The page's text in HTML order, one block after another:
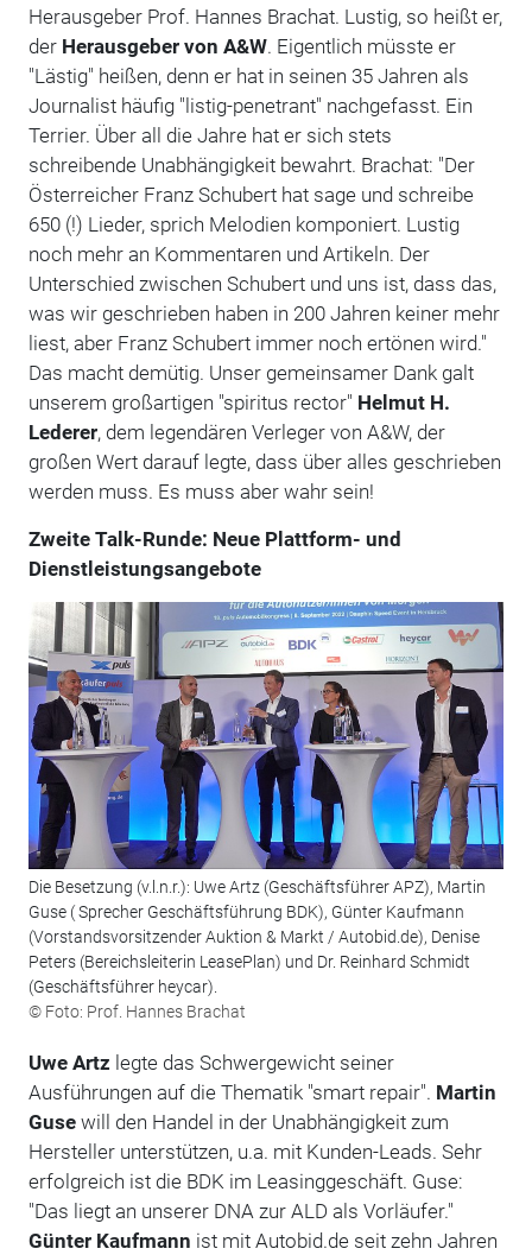
Herausgeber Prof. Hannes Brachat. Lustig, so heißt er,
der Herausgeber von A&W. Eigentlich müsste er
"Lästig" heißen, denn er hat in seinen 35 Jahren als
Journalist häufig "listig-penetrant" nachgefasst. Ein
Terrier. Über all die Jahre hat er sich stets
schreibende Unabhängigkeit bewahrt. Brachat: "Der
Österreicher Franz Schubert hat sage und schreibe
650 (!) Lieder, sprich Melodien komponiert. Lustig
noch mehr an Kommentaren und Artikeln. Der
Unterschied zwischen Schubert und uns ist, dass das,
was wir geschrieben haben in 200 Jahren keiner mehr
liest, aber Franz Schubert immer noch ertönen wird."
Das macht demütig. Unser gemeinsamer Dank galt
unserem großartigen "spiritus rector" Helmut H.
Lederer, dem legendären Verleger von A&W, der
großen Wert darauf legte, dass über alles geschrieben
werden muss. Es muss aber wahr sein!
Zweite Talk-Runde: Neue Plattform- und
Dienstleistungsangebote
Die Besetzung (v.l.n.r.): Uwe Artz (Geschäftsführer APZ), Martin
Guse ( Sprecher Geschäftsführung BDK), Günter Kaufmann
(Vorstandsvorsitzender Auktion & Markt / Autobid.de), Denise
Peters (Bereichsleiterin LeasePlan) und Dr. Reinhard Schmidt
(Geschäftsführer heycar).
© Foto: Prof. Hannes Brachat
Uwe Artz legte das Schwergewicht seiner
Ausführungen auf die Thematik "smart repair". Martin
Gusewill den Handel in der Unabhängigkeit zum
Hersteller unterstützen, u.a. mit Kunden-Leads. Sehr
erfolgreich ist die BDK im Leasinggeschäft. Guse:
"Das liegt an unserer DNA zur ALD als Vorläufer."
Günter Kaufmann ist mit Autobid.de seit zehn Jahren